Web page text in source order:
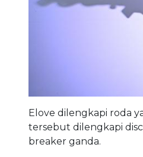
Elove dilengkapi roda
tersebut dilengkapi
breaker ganda.